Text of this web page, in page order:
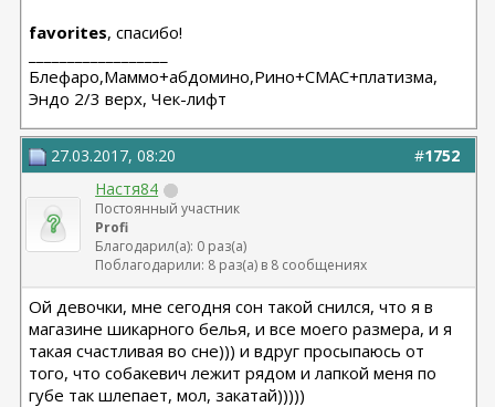
favorites, спасибо!
Блефаро,Маммо+абдомино,Рино+СМАС+платизма,
Эндо 2/3 верх, Чек-лифт
#1752
27.03.2017, 08:20
Настя84
Постоянный участник
Profi
Благодарил(а): 0 раз(а)
Поблагодарили: 8 раз(а) в 8 сообщениях
Ой девочки, мне сегодня сон такой снился, что я в
магазине шикарного белья, и все моего размера, и я
такая счастливая во сне))) и вдруг просыпаюсь от
того, что собакевич лежит рядом и лапкой меня по
губе так шлепает, мол, закатай)))))